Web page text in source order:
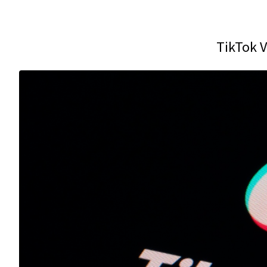
TikTok